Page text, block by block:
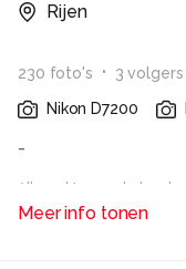
Rijen
230 foto's 3 volgers
Nikon D7200
-
Alle rechten voorbehouden
Meer info tonen